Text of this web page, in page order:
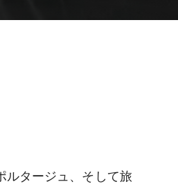
ルタージュ、そして旅